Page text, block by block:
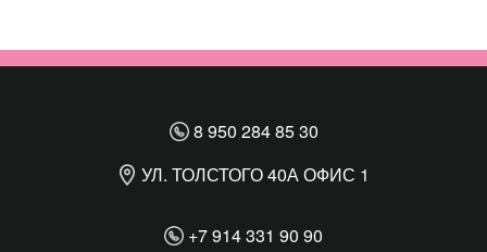
8 950 284 85 30
УЛ. ТОЛСТОГО 40А ОФИС 1
+7 914 331 90 90